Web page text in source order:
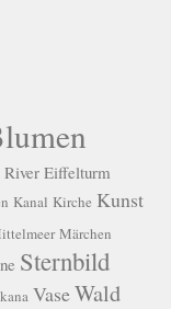
RiverEiffelturm
Kanal Kirche Kunst
Märchen
Sternbild
VaseWald